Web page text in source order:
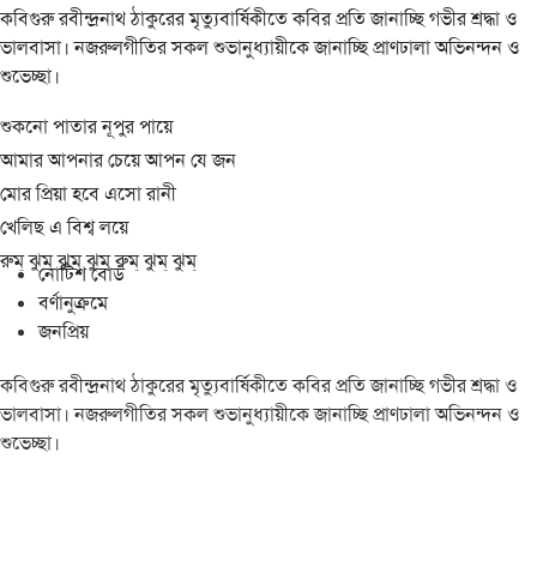
কবিগুরু রবীন্দ্রনাথ ঠাকুরের মৃত্যুবার্ষিকীতে কবির প্রতি জানাচ্ছি গভীর শ্রদ্ধা ও
ভালবাসা। নজরুলগীতির সকল শুভানুধ্যায়ীকে জানাচ্ছি প্রাণঢালা অভিনন্দন ও
শুভেচ্ছা।
শুকনো পাতার নূপুর পায়ে
আমার আপনার চেয়ে আপন যে জন
মোর প্রিয়া হবে এসো রানী
খেলিছ এ বিশ্ব লয়ে
রুম্ ঝুম্ ঝুম্ ঝুম্ রুম্ ঝুম্ ঝুম্
নোটিশ বোর্ড
বর্ণানুক্রমে
জনপ্রিয়
কবিগুরু রবীন্দ্রনাথ ঠাকুরের মৃত্যুবার্ষিকীতে কবির প্রতি জানাচ্ছি গভীর শ্রদ্ধা ও
ভালবাসা। নজরুলগীতির সকল শুভানুধ্যায়ীকে জানাচ্ছি প্রাণঢালা অভিনন্দন ও
শুভেচ্ছা।